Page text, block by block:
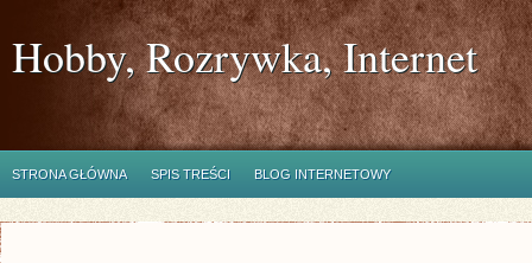
Hobby, Rozrywka, Internet
STRONA GŁÓWNA SPIS TREŚCI BLOG INTERNETOWY